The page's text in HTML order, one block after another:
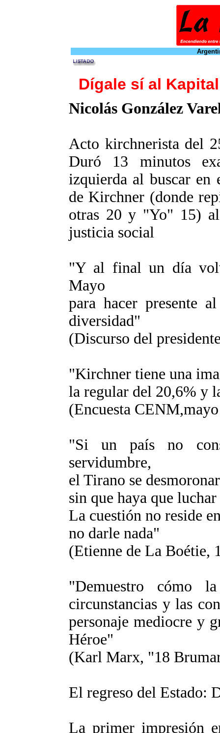
Dígale sí al
Nicolás González
Acto kirchnerista del
Duró 13 minutos
izquierda al buscar en
de Kirchner (donde
otras 20 y "Yo" 15)
justicia social
"Y al final un día
Mayo
para hacer presente
diversidad"
(Discurso del
"Kirchner tiene una
la regular del 20,6% y
(Encuesta
"Si un país no
servidumbre,
el Tirano se
sin que haya que
La cuestión no reside
no darle nada"
(Etienne de La Boétie,
"Demuestro cómo
circunstancias y las
personaje mediocre y
Héroe"
(Karl Marx, "18
El regreso del Estado:
La primer impresión